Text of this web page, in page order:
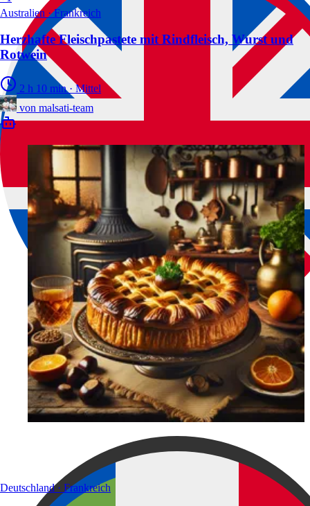
Australien · Frankreich
Herzhafte Fleischpastete mit Rindfleisch, Wurst und
Rotwein
2 h 10 min · Mittel
von malsati-team
Deutschland · Frankreich